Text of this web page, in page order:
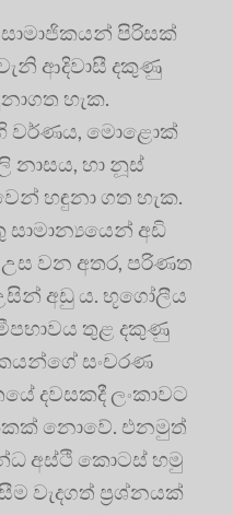
පිරිසක්
ආදිවාසී දකුණු
හැක.
වර්ණය, මොළොක්
නාසය, හා නූස්
හඳුනා ගත හැක.
අඩි
වන අතර, පරිණත
අඩු ය. භූගෝලීය
තුළ දකුණු
සංචරණ
දවසකදී ලංකාවට
නොවේ. එනමුත්
අස්ථි කොටස් හමු
වැදගත් ප‍්‍රශ්නයක්